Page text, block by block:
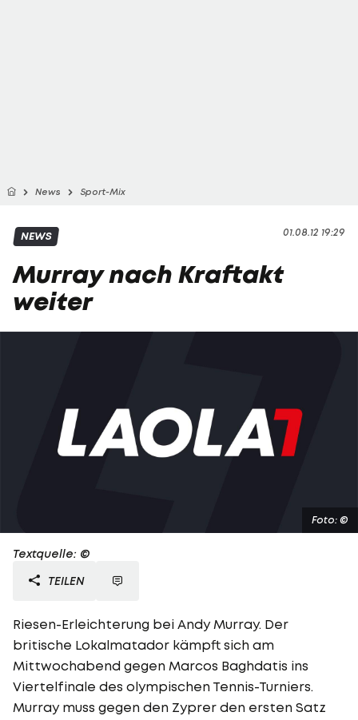
News Sport-Mix
01.08.12 19:29
NEWS
Murray nach Kraftakt
weiter
Foto: ©
Textquelle: ©
TEILEN
Riesen-Erleichterung bei Andy Murray. Der
britische Lokalmatador kämpft sich am
Mittwochabend gegen Marcos Baghdatis ins
Viertelfinale des olympischen Tennis-Turniers.
Murray muss gegen den Zyprer den ersten Satz